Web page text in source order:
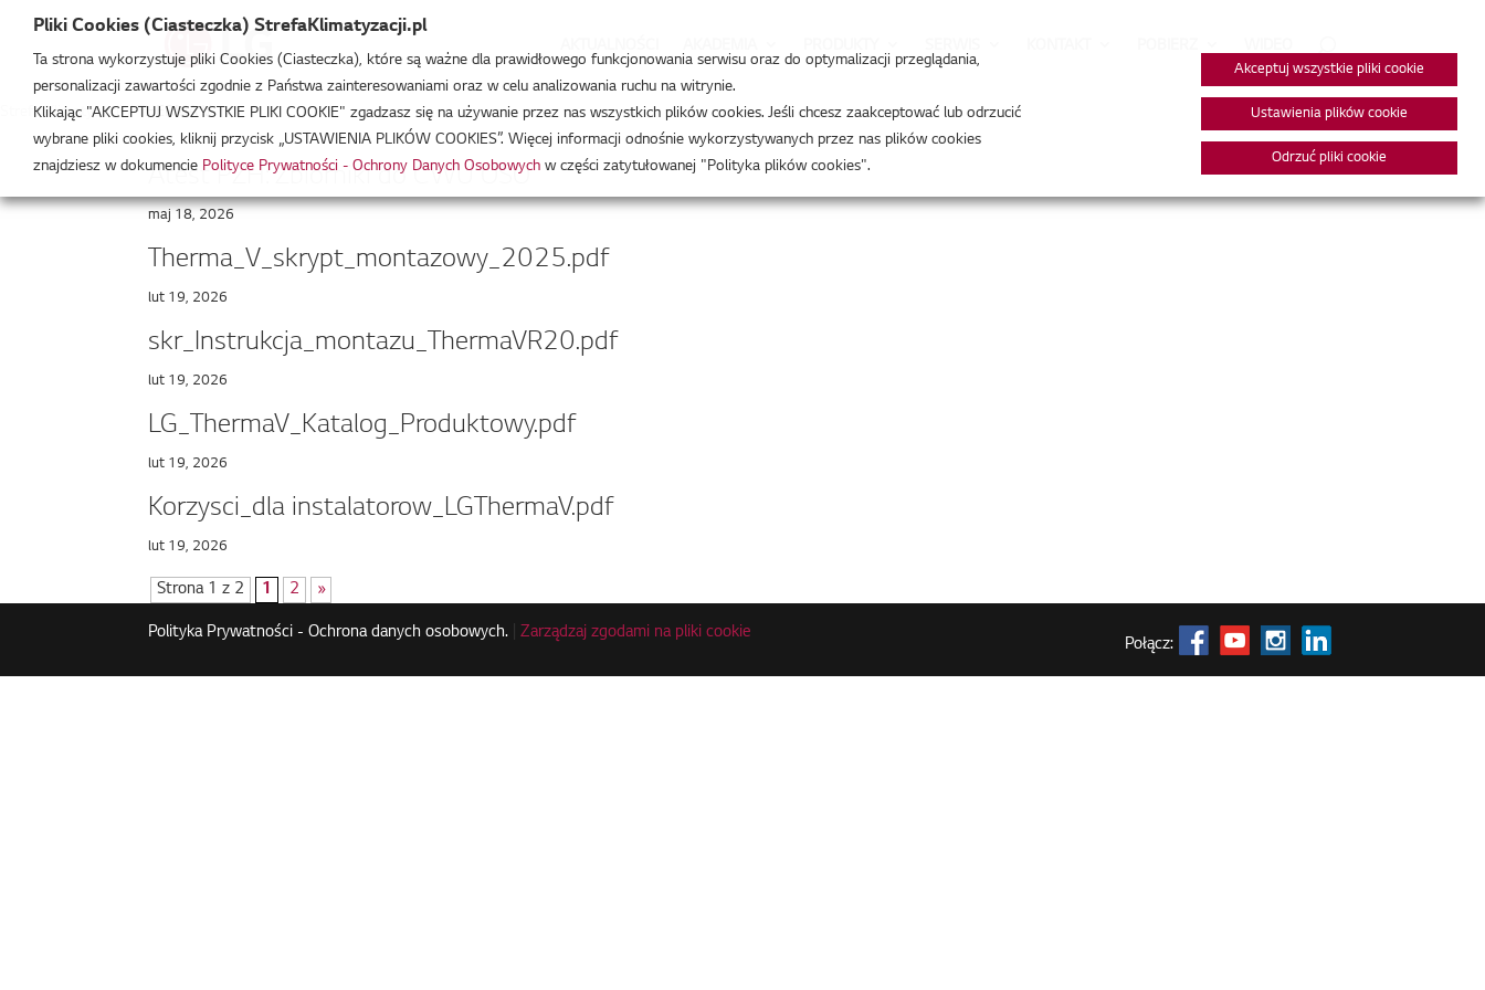
Strefa Klimatyzacji /THERMA V
Atest PZH: Zbiorniki do CWU OSO
maj 18, 2026
Therma_V_skrypt_montazowy_2025.pdf
lut 19, 2026
skr_Instrukcja_montazu_ThermaVR20.pdf
lut 19, 2026
LG_ThermaV_Katalog_Produktowy.pdf
lut 19, 2026
Korzysci_dla instalatorow_LGThermaV.pdf
lut 19, 2026
Strona 1 z 2 1 2 »
Polityka Prywatności - Ochrona danych osobowych. |Zarządzaj zgodami na pliki cookie
Połącz:
Pliki Cookies (Ciasteczka) StrefaKlimatyzacji.pl
Ta strona wykorzystuje pliki Cookies (Ciasteczka), które są ważne dla prawidłowego funkcjonowania serwisu oraz do optymalizacji przeglądania,
personalizacji zawartości zgodnie z Państwa zainteresowaniami oraz w celu analizowania ruchu na witrynie.
Klikając "AKCEPTUJ WSZYSTKIE PLIKI COOKIE" zgadzasz się na używanie przez nas wszystkich plików cookies. Jeśli chcesz zaakceptować lub odrzucić
wybrane pliki cookies, kliknij przycisk „USTAWIENIA PLIKÓW COOKIES”. Więcej informacji odnośnie wykorzystywanych przez nas plików cookies
znajdziesz w dokumencie Polityce Prywatności - Ochrony Danych Osobowych w części zatytułowanej "Polityka plików cookies".
Akceptuj wszystkie pliki cookie
Ustawienia plików cookie
Odrzuć pliki cookie